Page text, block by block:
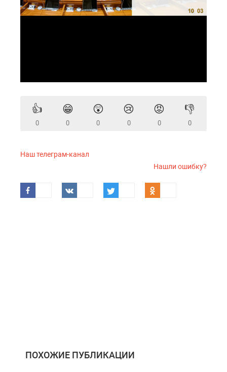
👍
0
😁
0
😲
0
😢
0
😡
0
👎
0
Наш телеграм-канал
Нашли ошибку?
ПОХОЖИЕ ПУБЛИКАЦИИ